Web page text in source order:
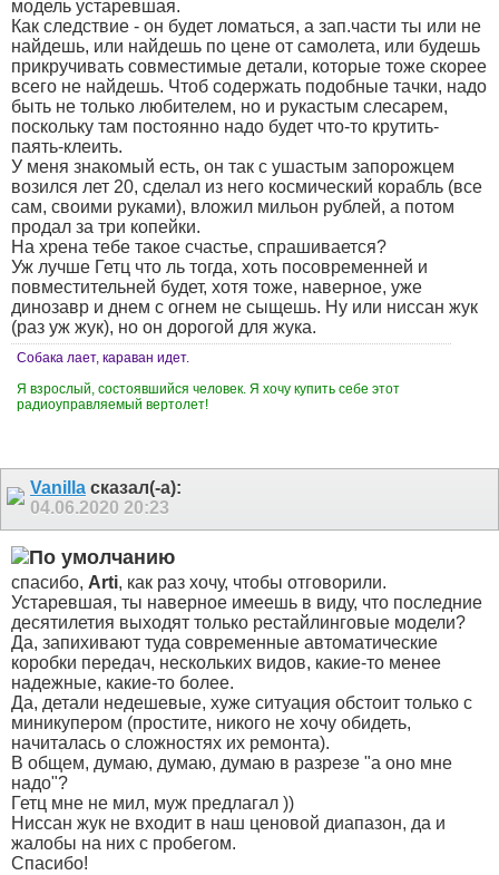
модель устаревшая.
Как следствие - он будет ломаться, а зап.части ты или не
найдешь, или найдешь по цене от самолета, или будешь
прикручивать совместимые детали, которые тоже скорее
всего не найдешь. Чтоб содержать подобные тачки, надо
быть не только любителем, но и рукастым слесарем,
поскольку там постоянно надо будет что-то крутить-
паять-клеить.
У меня знакомый есть, он так с ушастым запорожцем
возился лет 20, сделал из него космический корабль (все
сам, своими руками), вложил мильон рублей, а потом
продал за три копейки.
На хрена тебе такое счастье, спрашивается?
Уж лучше Гетц что ль тогда, хоть посовременней и
повместительней будет, хотя тоже, наверное, уже
динозавр и днем с огнем не сыщешь. Ну или ниссан жук
(раз уж жук), но он дорогой для жука.
Собака лает, караван идет.
Я взрослый, состоявшийся человек. Я хочу купить себе этот
радиоуправляемый вертолет!
Vanilla сказал(-а):
04.06.2020 20:23
спасибо, Arti, как раз хочу, чтобы отговорили.
Устаревшая, ты наверное имеешь в виду, что последние
десятилетия выходят только рестайлинговые модели?
Да, запихивают туда современные автоматические
коробки передач, нескольких видов, какие-то менее
надежные, какие-то более.
Да, детали недешевые, хуже ситуация обстоит только с
миникупером (простите, никого не хочу обидеть,
начиталась о сложностях их ремонта).
В общем, думаю, думаю, думаю в разрезе "а оно мне
надо"?
Гетц мне не мил, муж предлагал ))
Ниссан жук не входит в наш ценовой диапазон, да и
жалобы на них с пробегом.
Спасибо!